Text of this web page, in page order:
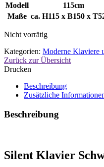
Modell
115cm
Maße ca. H115 x B150 x
Nicht vorrätig
Kategorien: Moderne Klaviere
Zurück zur Übersicht
Drucken
Beschreibung
Zusätzliche
Beschreibung
Silent Klavier